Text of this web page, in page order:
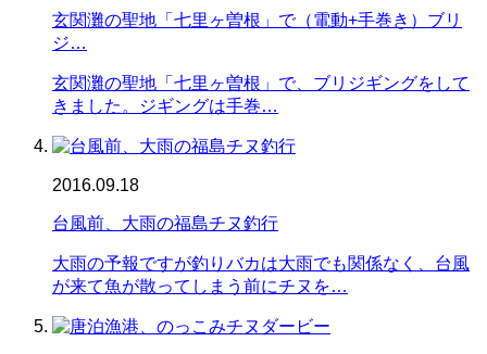
玄関灘の聖地「七里ヶ曽根」で（電動+手巻き）ブリ
ジ…
玄関灘の聖地「七里ヶ曽根」で、ブリジギングをして
きました。ジギングは手巻…
2016.09.18
台風前、大雨の福島チヌ釣行
大雨の予報ですが釣りバカは大雨でも関係なく、台風
が来て魚が散ってしまう前にチヌを…